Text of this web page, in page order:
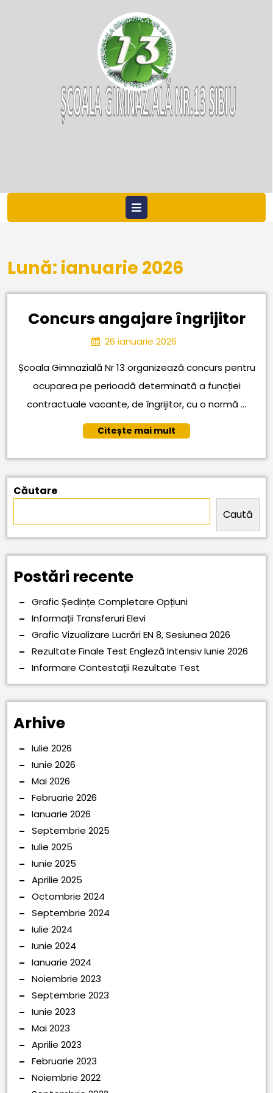
.
Open
Lună: ianuarie 2026
Concurs angajare îngrijitor
26 ianuarie 2026
2026
Școala Gimnazială Nr 13 organizează concurs pentru
ocuparea pe perioadă determinată a funcției
contractuale vacante, de îngrijitor, cu o normă ...
Citește mai mult
mult
Căutare
Caută
Postări recente
Grafic Ședințe Completare Opțiuni
Informații Transferuri Elevi
Grafic Vizualizare Lucrări EN 8, Sesiunea 2026
Rezultate Finale Test Engleză Intensiv Iunie 2026
Informare Contestații Rezultate Test
Arhive
Iulie 2026
Iunie 2026
Mai 2026
Februarie 2026
Ianuarie 2026
Septembrie 2025
Iulie 2025
Iunie 2025
Aprilie 2025
Octombrie 2024
Septembrie 2024
Iulie 2024
Iunie 2024
Ianuarie 2024
Noiembrie 2023
Septembrie 2023
Iunie 2023
Mai 2023
Aprilie 2023
Februarie 2023
Noiembrie 2022